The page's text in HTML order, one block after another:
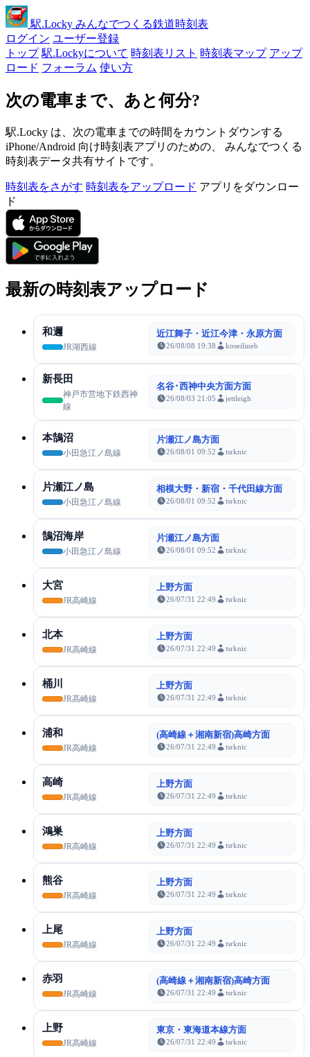
駅.Locky みんなでつくる鉄道時刻表
ログイン ユーザー登録
トップ 駅.Lockyについて 時刻表リスト 時刻表マップ アップ
ロード フォーラム 使い方
次の電車まで、あと何分?
駅.Locky は、次の電車までの時間をカウントダウンする
iPhone/Android 向け時刻表アプリのための、 みんなでつくる
時刻表データ共有サイトです。
時刻表をさがす 時刻表をアップロード アプリをダウンロー
ド
最新の時刻表アップロード
和邇
JR湖西線
近江舞子・近江今津・永原方面
26/08/08 19:38 koseilineb
新長田
神戸市営地下鉄西神
線
名谷･西神中央方面方面
26/08/03 21:05 jettleigh
本鵠沼
小田急江ノ島線
片瀬江ノ島方面
26/08/01 09:52 tsrknic
片瀬江ノ島
小田急江ノ島線
相模大野・新宿・千代田線方面
26/08/01 09:52 tsrknic
鵠沼海岸
小田急江ノ島線
片瀬江ノ島方面
26/08/01 09:52 tsrknic
大宮
JR高崎線
上野方面
26/07/31 22:49 tsrknic
北本
JR高崎線
上野方面
26/07/31 22:49 tsrknic
桶川
JR高崎線
上野方面
26/07/31 22:49 tsrknic
浦和
JR高崎線
(高崎線＋湘南新宿)高崎方面
26/07/31 22:49 tsrknic
高崎
JR高崎線
上野方面
26/07/31 22:49 tsrknic
鴻巣
JR高崎線
上野方面
26/07/31 22:49 tsrknic
熊谷
JR高崎線
上野方面
26/07/31 22:49 tsrknic
上尾
JR高崎線
上野方面
26/07/31 22:49 tsrknic
赤羽
JR高崎線
(高崎線＋湘南新宿)高崎方面
26/07/31 22:49 tsrknic
上野
JR高崎線
東京・東海道本線方面
26/07/31 22:49 tsrknic